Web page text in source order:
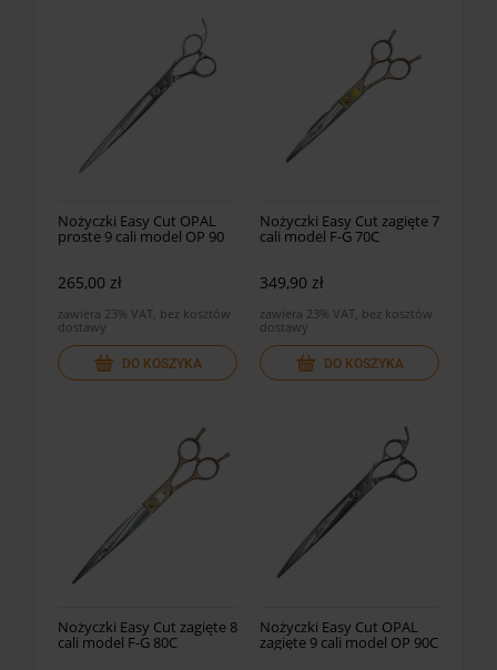
Nożyczki Easy Cut OPAL
proste 9 cali model OP 90
265,00 zł
zawiera 23% VAT, bez kosztów
dostawy
DO KOSZYKA
Nożyczki Easy Cut zagięte 7
cali model F-G 70C
349,90 zł
zawiera 23% VAT, bez kosztów
dostawy
DO KOSZYKA
Nożyczki Easy Cut zagięte 8
cali model F-G 80C
Nożyczki Easy Cut OPAL
zagięte 9 cali model OP 90C